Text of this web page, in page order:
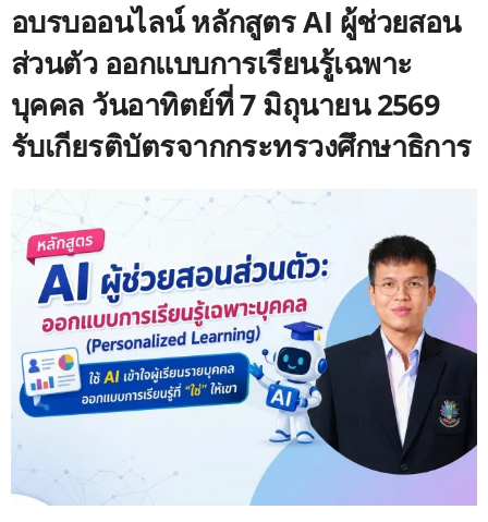
อบรบออนไลน์ หลักสูตร AI ผู้ช่วยสอน
ส่วนตัว ออกแบบการเรียนรู้เฉพาะ
บุคคล วันอาทิตย์ที่ 7 มิถุนายน 2569
รับเกียรติบัตรจากกระทรวงศึกษาธิการ